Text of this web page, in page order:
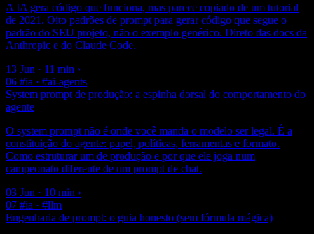
A IA gera código que funciona, mas parece copiado de um tutorial
de 2021. Oito padrões de prompt para gerar código que segue o
padrão do SEU projeto, não o exemplo genérico. Direto das docs da
Anthropic e do Claude Code.
13 Jun · 11 min ›
06 #ia · #ai-agents
System prompt de produção: a espinha dorsal do comportamento do
agente
O system prompt não é onde você manda o modelo ser legal. É a
constituição do agente: papel, políticas, ferramentas e formato.
Como estruturar um de produção e por que ele joga num
campeonato diferente de um prompt de chat.
03 Jun · 10 min ›
07 #ia · #llm
Engenharia de prompt: o guia honesto (sem fórmula mágica)